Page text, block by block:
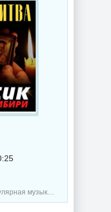
музыка / Альбомы музыка